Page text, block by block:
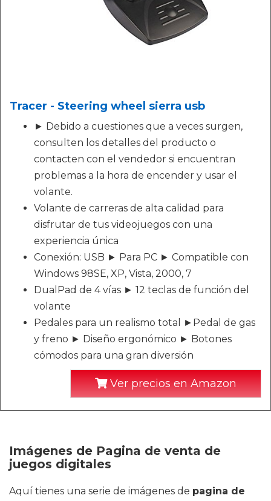
Tracer - Steering wheel sierra usb
► Debido a cuestiones que a veces surgen,
consulten los detalles del producto o
contacten con el vendedor si encuentran
problemas a la hora de encender y usar el
volante.
Volante de carreras de alta calidad para
disfrutar de tus videojuegos con una
experiencia única
Conexión: USB ► Para PC ► Compatible con
Windows 98SE, XP, Vista, 2000, 7
DualPad de 4 vías ► 12 teclas de función del
volante
Pedales para un realismo total ►Pedal de gas
y freno ► Diseño ergonómico ► Botones
cómodos para una gran diversión
Ver precios en Amazon
Imágenes de Pagina de venta de
juegos digitales
Aquí tienes una serie de imágenes de pagina de